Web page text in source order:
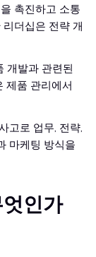
촉진하고 소통
더십은 전략 개
개발과 관련된
제품 관리에서
고로 업무, 전략,
마케팅 방식을
인가